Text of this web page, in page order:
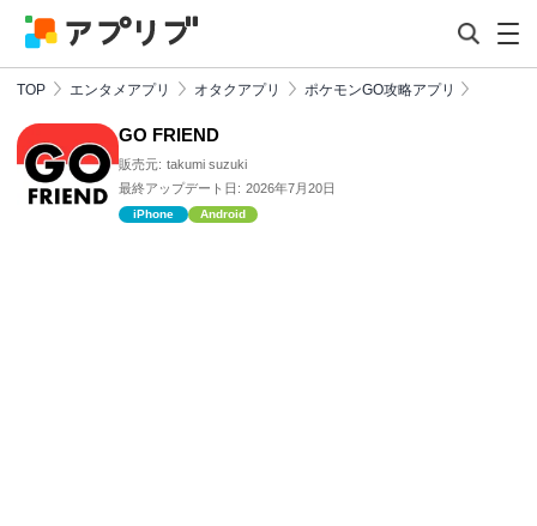
TOP エンタメアプリ オタクアプリ ポケモンGO攻略アプリ
GO FRIEND
販売元: takumi suzuki
最終アップデート日: 2026年7月20日
iPhone Android